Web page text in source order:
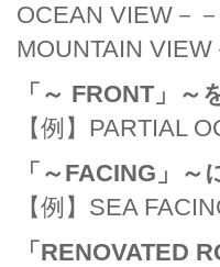
OCEAN VIEW－
MOUNTAIN
「～ FRONT」
【例】PARTIAL
「～FACING」
【例】SEA
「RENOVATED